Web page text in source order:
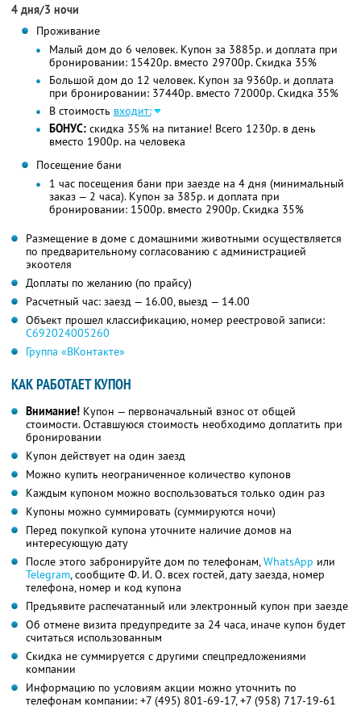
4 дня/3 ночи
Проживание
Малый дом до 6 человек. Купон за 3885р. и доплата при
бронировании: 15420р. вместо 29700р. Скидка 35%
Большой дом до 12 человек. Купон за 9360р. и доплата
при бронировании: 37440р. вместо 72000р. Скидка 35%
В стоимость входит:
БОНУС:скидка 35% на питание! Всего 1230р. в день
вместо 1900р. на человека
Посещение бани
1 час посещения бани при заезде на 4 дня (минимальный
заказ — 2 часа). Купон за 385р. и доплата при
бронировании: 1500р. вместо 2900р. Скидка 35%
Размещение в доме с домашними животными осуществляется
по предварительному согласованию с администрацией
экоотеля
Доплаты по желанию (по прайсу)
Расчетный час: заезд — 16.00, выезд — 14.00
Объект прошел классификацию, номер реестровой записи:
С692024005260
Группа «ВКонтакте»
КАК РАБОТАЕТ КУПОН
Внимание! Купон — первоначальный взнос от общей
стоимости. Оставшуюся стоимость необходимо доплатить при
бронировании
Купон действует на один заезд
Можно купить неограниченное количество купонов
Каждым купоном можно воспользоваться только один раз
Купоны можно суммировать (суммируются ночи)
Перед покупкой купона уточните наличие домов на
интересующую дату
После этого забронируйте дом по телефонам,WhatsApp или
Telegram, сообщите Ф. И. О. всех гостей, дату заезда, номер
телефона, номер и код купона
Предъявите распечатанный или электронный купон при заезде
Об отмене визита предупредите за 24 часа, иначе купон будет
считаться использованным
Скидка не суммируется с другими спецпредложениями
компании
Информацию по условиям акции можно уточнить по
телефонам компании: +7 (495) 801-69-17, +7 (958) 717-19-61